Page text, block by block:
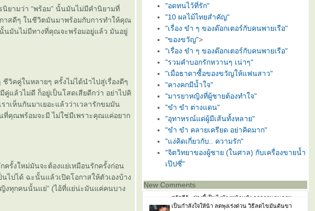
นิยามว่า “พร้อม” นั้นมันไม่มีคำนิยามที่
กาสดีๆ ในชีวิตมันมาพร้อมกับการทำให้คุณ
นมันไม่มีทางที่คุณจะพร้อมอยู่แล้ว มันอยู่
วิคคู่ในหลายๆ ครั้งไม่ได้นำไปสู่เรื่องดีๆ
แล้วไม่ดี ก็อยู่เป็นโสดเสียดีกว่า อย่าไปคิ
เห็นกันมาเยอะแล้วว่าเวลารักขมมัน
ที่คุณพร้อมจะมี ไม่ใช่มีเพราะคุณแค่อยาก
ครั้งใหม่มันจะต้องแย่เหมือนรักครั้งก่อน
ปได้ ฉะนั้นแล้วเปิดโอกาสให้ตัวเองบ้าง
ญิงทุกคนนั้นแย่” (ไอ้ที่แย่น่ะมันแค่คนบาง
"อดทนไว้ที่รัก"
"10 ผลไม้ไทยสำคัญ"
"เรื่อง ขำ ๆ ของด๊อกเตอร์กับคนพายเรือ"
"ของขวัญ">
"เรื่อง ขำ ๆ ของด๊อกเตอร์กับคนพายเรือ"
"รวมคำบอกรักหวานๆ เน่าๆ"
"เมื่อธาดาซื้อของขวัญให้แฟนสาว"
"คางคกมีน้ำใจ"
"มารยาหญิงที่ผู้ชายต้องทำใจ"
"ขำ ขำ ต่างแดน"
"อุทาหรณ์แด่ผู้มีเส้นทั้งหลาย"
"ขำ ขำ คลายเครียด อย่าคิดมาก"
"แง่คิดเกี่ยวกับ.. ความรัก"
"จิตวิทยาของผู้ชาย (ในศาล) กับเครื่องขายน้ำ
เป๊ปซี่"
New Comments